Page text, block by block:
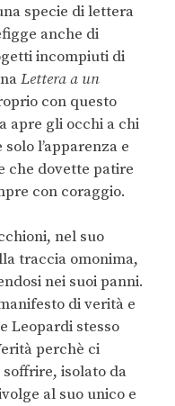
specie di lettera
anche di
incompiuti di
Lettera a un
con questo
apre gli occhi a chi
l’apparenza e
che dovette patire
con coraggio.
nel suo
traccia omonima,
nei suoi panni.
di verità e
Leopardi stesso
perchè ci
isolato da
al suo unico e